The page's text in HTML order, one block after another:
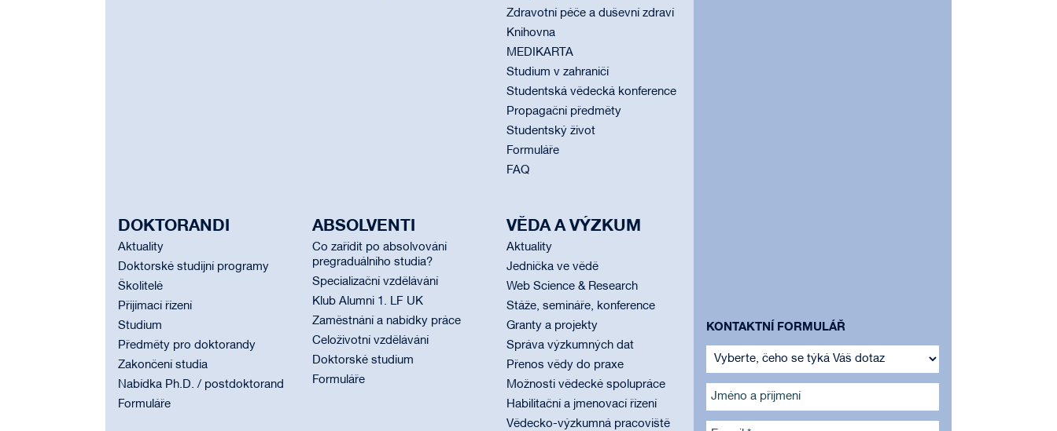
Zdravotní péče a duševní zdraví
Knihovna
MEDIKARTA
Studium v zahraničí
Studentská vědecká konference
Propagační předměty
Studentský život
Formuláře
FAQ
DOKTORANDI
Aktuality
Doktorské studijní programy
Školitelé
Přijímací řízení
Studium
Předměty pro doktorandy
Zakončení studia
Nabídka Ph.D. / postdoktorand
Formuláře
ABSOLVENTI
Co zařídit po absolvování
pregraduálního studia?
Specializační vzdělávání
Klub Alumni 1. LF UK
Zaměstnání a nabídky práce
Celoživotní vzdělávání
Doktorské studium
Formuláře
VĚDA A VÝZKUM
Aktuality
Jednička ve vědě
Web Science & Research
Stáže, semináře, konference
Granty a projekty
Správa výzkumných dat
Přenos vědy do praxe
Možnosti vědecké spolupráce
Habilitační a jmenovací řízení
Vědecko-výzkumná pracoviště
KONTAKTNÍ FORMULÁŘ
Jméno a příjmení